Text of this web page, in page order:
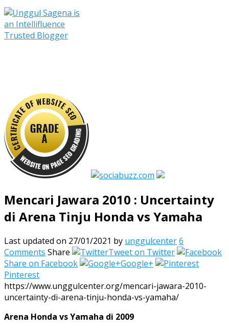
Mencari Jawara 2010 : Uncertainty
di Arena Tinju Honda vs Yamaha
Last updated on 27/01/2021 by unggulcenter6
Comments Share
Tweet on Twitter
Share on Facebook
Google+
Pinterest
https://www.unggulcenter.org/mencari-jawara-2010-
uncertainty-di-arena-tinju-honda-vs-yamaha/
Arena Honda vs Yamaha di 2009